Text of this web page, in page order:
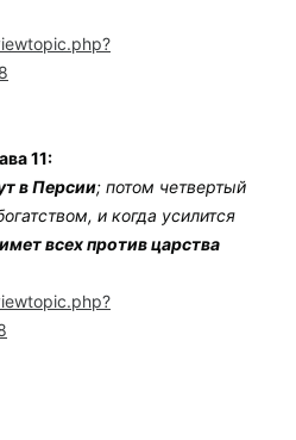
11:
в Персии; потом четвертый
и когда усилится
всех против царства